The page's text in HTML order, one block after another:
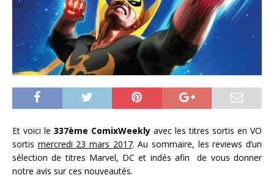
Et voici le 337ème ComixWeekly avec les titres sortis en VO
sortis mercredi 23 mars 2017. Au sommaire, les reviews d’un
sélection de titres Marvel, DC et indés afin de vous donner
notre avis sur ces nouveautés.